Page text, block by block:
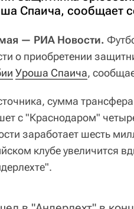
Спаича, сообщает
— РИА Новости.
о приобретении
Уроша Спаича,
сумма
с "Краснодаром"
заработает шесть
клубе увеличится